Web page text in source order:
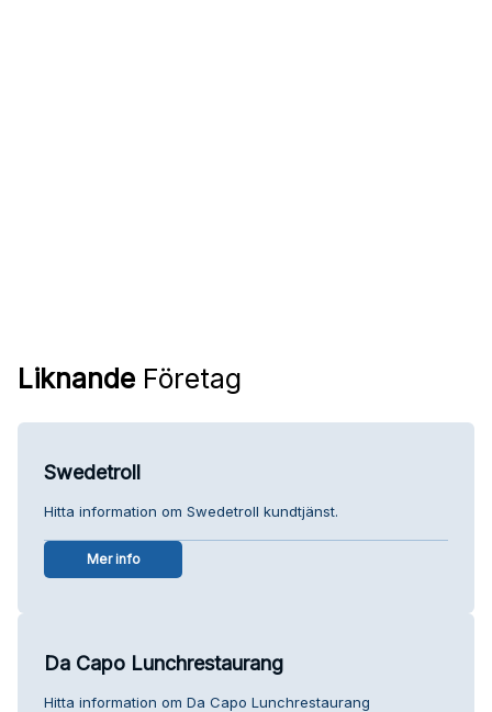
Liknande Företag
Swedetroll
Hitta information om Swedetroll kundtjänst.
Mer info
Da Capo Lunchrestaurang
Hitta information om Da Capo Lunchrestaurang